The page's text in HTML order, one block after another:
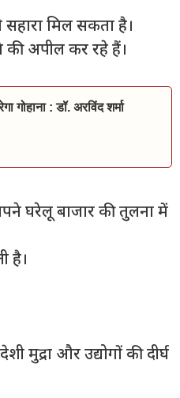
मिल सकता है।
की अपील कर रहे हैं।
गोहाना : डॉ. अरविंद शर्मा
घरेलू बाजार की तुलना में
है।
मुद्रा और उद्योगों की दीर्घ